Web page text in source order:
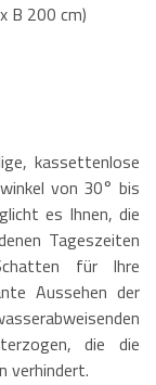
B 200 cm)
kassettenlose
von 30° bis
es Ihnen, die
Tageszeiten
für Ihre
Aussehen der
die die
verhindert.